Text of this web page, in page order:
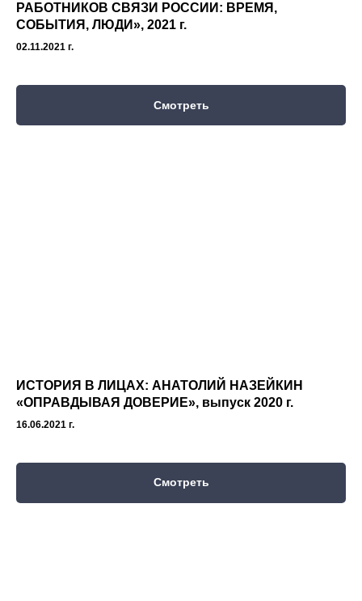
РАБОТНИКОВ СВЯЗИ РОССИИ: ВРЕМЯ,
СОБЫТИЯ, ЛЮДИ», 2021 г.
02.11.2021 г.
Смотреть
ИСТОРИЯ В ЛИЦАХ: АНАТОЛИЙ НАЗЕЙКИН
«ОПРАВДЫВАЯ ДОВЕРИЕ», выпуск 2020 г.
16.06.2021 г.
Смотреть